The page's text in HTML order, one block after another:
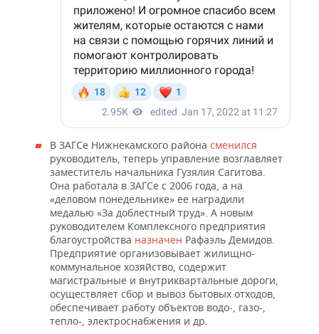
В ЗАГСе Нижнекамского района сменился
руководитель, теперь управление возглавляет
заместитель начальника Гузялия Сагитова.
Она работала в ЗАГСе с 2006 года, а на
«деловом понедельнике» ее наградили
медалью «За доблестный труд». А новым
руководителем Комплексного предприятия
благоустройства назначен Рафаэль Демидов.
Предприятие организовывает жилищно-
коммунальное хозяйство, содержит
магистральные и внутриквартальные дороги,
осуществляет сбор и вывоз бытовых отходов,
обеспечивает работу объектов водо-, газо-,
тепло-, электроснабжения и др.